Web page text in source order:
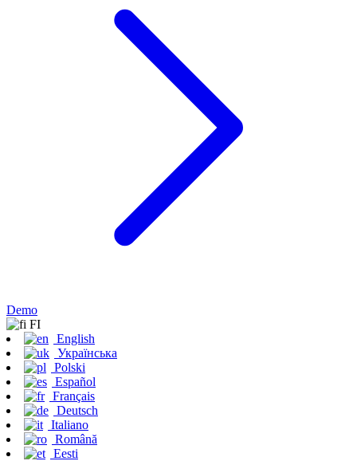
Demo
FI
English
Українська
Polski
Español
Français
Deutsch
Italiano
Română
Eesti